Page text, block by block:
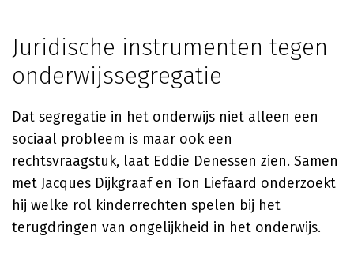
Juridische instrumenten tegen
onderwijssegregatie
Dat segregatie in het onderwijs niet alleen een
sociaal probleem is maar ook een
rechtsvraagstuk, laat Eddie Denessen zien. Samen
met Jacques Dijkgraafen Ton Liefaard onderzoekt
hij welke rol kinderrechten spelen bij het
terugdringen van ongelijkheid in het onderwijs.